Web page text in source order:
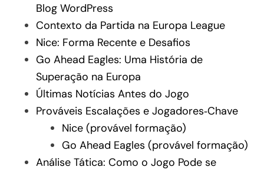
Blog WordPress
Contexto da Partida na Europa League
Nice: Forma Recente e Desafios
Go Ahead Eagles: Uma História de
Superação na Europa
Últimas Notícias Antes do Jogo
Prováveis Escalações e Jogadores‑Chave
Nice (provável formação)
Go Ahead Eagles (provável formação)
Análise Tática: Como o Jogo Pode se